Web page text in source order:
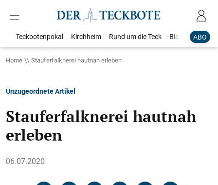
ABO
Teckbotenpokal Kirchheim Rund um die Teck Blaulicht
Home Stauferfalknerei hautnah erleben
Unzugeordnete Artikel
Stauferfalknerei hautnah
erleben
06.07.2020